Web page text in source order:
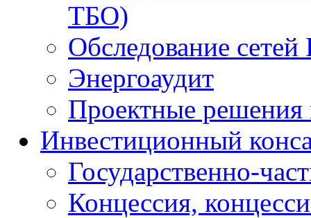
ТБО)
Обследование
Энергоаудит
Проектные решения
Инвестиционный
Государственно-
Концессия,